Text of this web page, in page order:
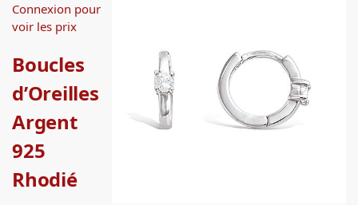
Connexion pour
voir les prix
Boucles
d’Oreilles
Argent
925
Rhodié